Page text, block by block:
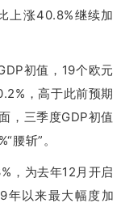
上涨40.8%继续加
初值，19个欧元
，高于此前预期
，三季度GDP初值
腰斩”。
，为去年12月开启
年以来最大幅度加